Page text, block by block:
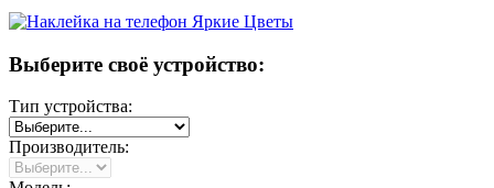
Выберите своё устройство:
Тип устройства:
Производитель: